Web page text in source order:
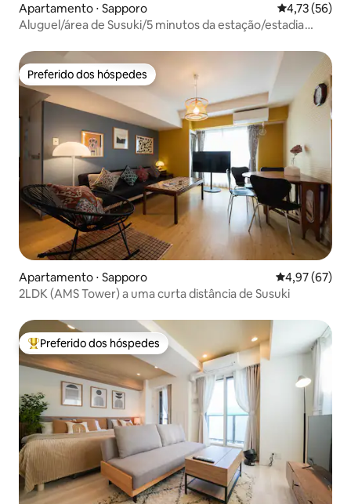
Apartamento ⋅ Sapporo 4,73 de uma
4,73 (56)
Aluguel/área de Susuki/5 minutos da estação/estadia
Preferido dos hóspedes
Preferido dos hóspedes
Apartamento ⋅ Sapporo 4,97 de uma
4,97 (67)
2LDK (AMS Tower) a uma curta distância de Susuki
Entre os melhores preferidos dos hóspedes
Preferido dos hóspedes